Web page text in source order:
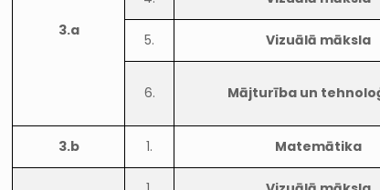
3.a
5. Vizuālā māksla
6. Mājturība un
3.b 1. Matemātika